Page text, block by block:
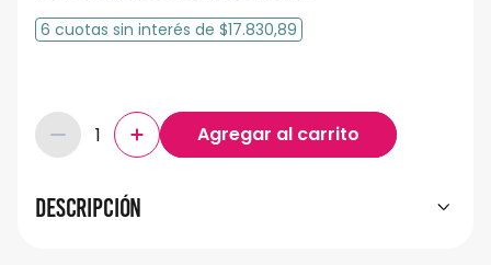
6 cuotas sin interés de $17.830,89
Descripción